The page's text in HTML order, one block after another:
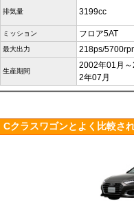
排気量 3199cc
ミッション フロア5AT
最大出力 218ps/
生産期間
2002年01月
2年07月
Cクラスワゴンとよく比較さ